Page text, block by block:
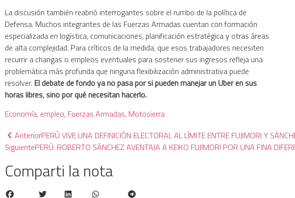
La discusión también reabrió interrogantes sobre el rumbo de la política de
Defensa. Muchos integrantes de las Fuerzas Armadas cuentan con formación
especializada en logística, comunicaciones, planificación estratégica y otras áreas
de alta complejidad. Para críticos de la medida, que esos trabajadores necesiten
recurrir a changas o empleos eventuales para sostener sus ingresos refleja una
problemática más profunda que ninguna flexibilización administrativa puede
resolver. El debate de fondo ya no pasa por si pueden manejar un Uber en sus
horas libres, sino por qué necesitan hacerlo.
Economía, empleo, Fuerzas Armadas, Motosierra
AnteriorPERÚ VIVE UNA DEFINICIÓN ELECTORAL AL LÍMITE ENTRE FUJIMORI Y
SiguientePERÚ: ROBERTO SÁNCHEZ AVENTAJA A KEIKO FUJIMORI POR UNA FINA
Comparti la nota